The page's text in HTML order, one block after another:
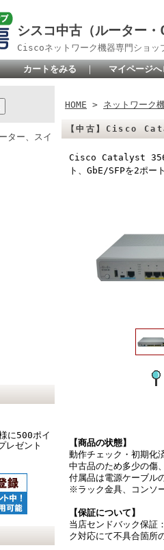
シスコ中古（ルーター
Ciscoネットワーク機器専門ショッ
カートをみる ｜ マイページ
ター、スイ
に500ポイ
レゼント
HOME > ネットワーク
【中古】Cisco
Cisco Catalyst
ト、GbE/SFPを2ポー
【商品の状態】
動作チェック・初期化済
中古品のため多少の傷
付属品は電源ケーブル
※ラック金具、コンソ
【保証について】
当店センドバック保証
ク対応にて不具合箇所